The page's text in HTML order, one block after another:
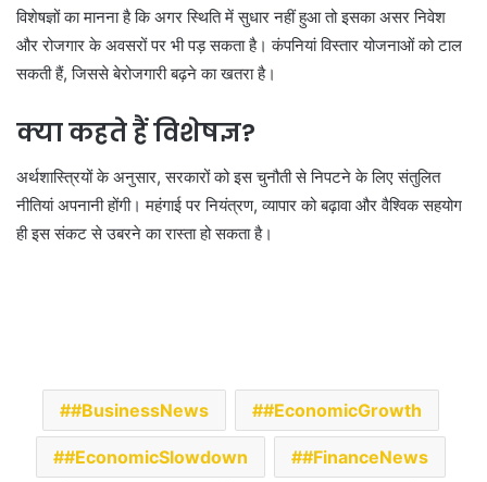
विशेषज्ञों का मानना है कि अगर स्थिति में सुधार नहीं हुआ तो इसका असर निवेश
और रोजगार के अवसरों पर भी पड़ सकता है। कंपनियां विस्तार योजनाओं को टाल
सकती हैं, जिससे बेरोजगारी बढ़ने का खतरा है।
क्या कहते हैं विशेषज्ञ?
अर्थशास्त्रियों के अनुसार, सरकारों को इस चुनौती से निपटने के लिए संतुलित
नीतियां अपनानी होंगी। महंगाई पर नियंत्रण, व्यापार को बढ़ावा और वैश्विक सहयोग
ही इस संकट से उबरने का रास्ता हो सकता है।
#BusinessNews #EconomicGrowth
#EconomicSlowdown #FinanceNews